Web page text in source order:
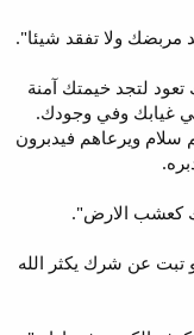
لتجد خيمتك آمنة
غيابك وفي وجودك.
سلام ويرعاهم فيدبرون
تبت عن شرك يكثر الله